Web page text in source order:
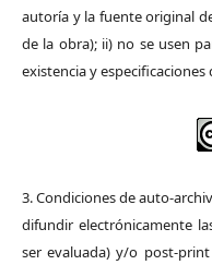
autoría y la fuente original
de la obra); ii) no se usen
existencia y especificaciones
3. Condiciones de auto-
difundir electrónicamente
ser evaluada) y/o post-